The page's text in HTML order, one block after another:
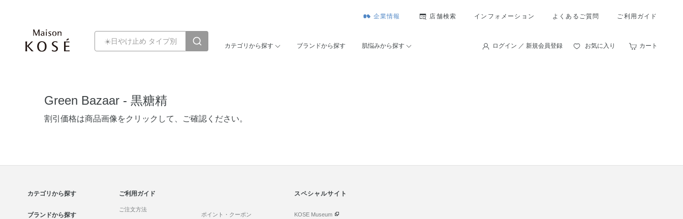
企業情報 店舗検索 インフォメーション よくあるご質問 ご利用ガイド
カテゴリから探す ブランドから探す 肌悩みから探す ログイン ／ 新規会員登録 お気に入り カート
Green Bazaar - 黒糖精
割引価格は商品画像をクリックして、ご確認ください。
カテゴリから探す
ブランドから探す
ご利用ガイド
ご注文方法
ポイント・クーポン
スペシャルサイト
KOSE Museum